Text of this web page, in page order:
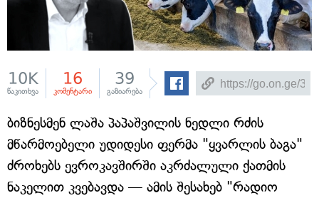
10K
წაკითხვა
16
კომენტარი
39
გაზიარება
ბიზნესმენ ლაშა პაპაშვილის ნედლი რძის
მწარმოებელი უდიდესი ფერმა "ყვარლის ბაგა"
ძროხებს ევროკავშირში აკრძალული ქათმის
ნაკელით კვებავდა — ამის შესახებ "რადიო